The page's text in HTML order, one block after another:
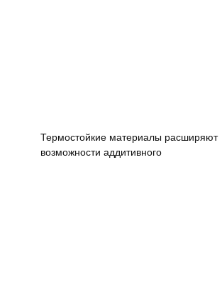
Термостойкие материалы расширяют
возможности аддитивного